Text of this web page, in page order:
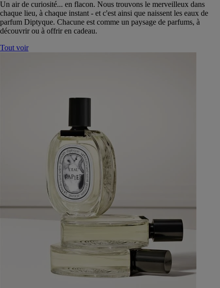
Un air de curiosité... en flacon. Nous trouvons le merveilleux dans
chaque lieu, à chaque instant - et c'est ainsi que naissent les eaux de
parfum Diptyque. Chacune est comme un paysage de parfums, à
découvrir ou à offrir en cadeau.
Tout voir